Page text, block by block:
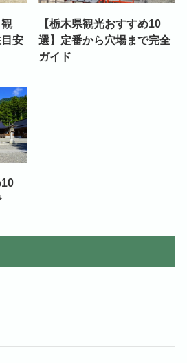
安
【栃木県観光おすすめ10
選】定番から穴場まで完全
ガイド